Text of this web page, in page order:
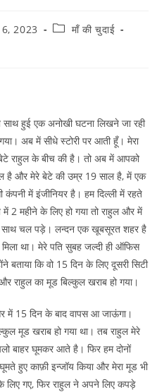
2023
Postमाँ की चुदाई
हुई एक अनोखी घटना लिखने जा रही
अब में सीधे स्टोरी पर आती हूँ। मेरा
राहुल के बीच की है। तो अब में आपको
है और मेरे बेटे की उम्र 19 साल है, में एक
में इंजीनियर है। हम दिल्ली में रहते
2 महीने के लिए हो गया तो राहुल और में
चल पड़े। लन्दन एक खूबसूरत शहर है
था। मेरे पति सुबह जल्दी ही ऑफिस
कि वो 15 दिन के लिए दूसरी सिटी
राहुल का मूड बिल्कुल खराब हो गया।
में 15 दिन के बाद वापस आ जाऊंगा।
मूड खराब हो गया था। तब राहुल मेरे
बाहर घूमकर आते है। फिर हम दोनों
हुए काफ़ी इन्जॉय किया और मेरा मूड भी
लिए गए, फिर राहुल ने अपने लिए कपड़े